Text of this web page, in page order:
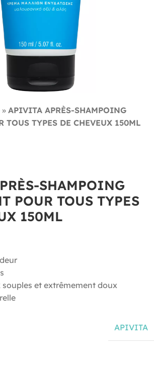
agrandir
» APIVITA APRÈS-SHAMPOING
TOUS TYPES DE CHEVEUX 150ML
SHAMPOING
POUR TOUS TYPES
150ML
souples et extrêmement doux
APIVITA